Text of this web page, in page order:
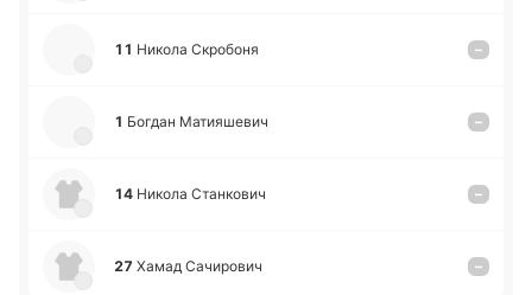
11 Никола Скро­бо­ня –
1 Богдан Ма­тия­ше­вич –
14 Никола Ста­нко­вич –
27 Хамад Са­чи­ро­вич –